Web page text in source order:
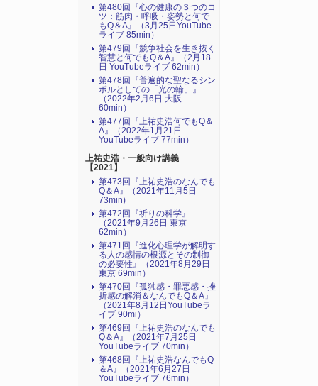
第480回『心の健康の３つのコ
ツ：筋肉・呼吸・姿勢と何で
もQ＆A』（3月25日YouTube
ライブ 85min）
第479回『競争社会を生き抜く
智慧と何でもQ＆A』（2月18
日 YouTubeライブ 62min）
第478回『普遍的な聖なるシン
ボルとしての「光の輪」』
（2022年2月6日 大阪
60min）
第477回『上祐史浩何でもQ＆
A』（2022年1月21日
YouTubeライブ 77min）
上祐史浩・一般向け講義
【2021】
第473回『上祐史浩のなんでも
Q＆A』（2021年11月5日
73min)
第472回『祈りの科学』
（2021年9月26日 東京
62min）
第471回『進化心理学が解明す
る人の感情の根源とその制御
の必要性』（2021年8月29日
東京 69min）
第470回『孤独感・罪悪感・挫
折感の解消＆なんでもQ＆A』
（2021年8月12日YouTubeラ
イブ 90mi）
第469回『上祐史浩のなんでも
Q＆A』（2021年7月25日
YouTubeライブ 70min）
第468回『上祐史浩なんでもQ
＆A』（2021年6月27日
YouTubeライブ 76min）